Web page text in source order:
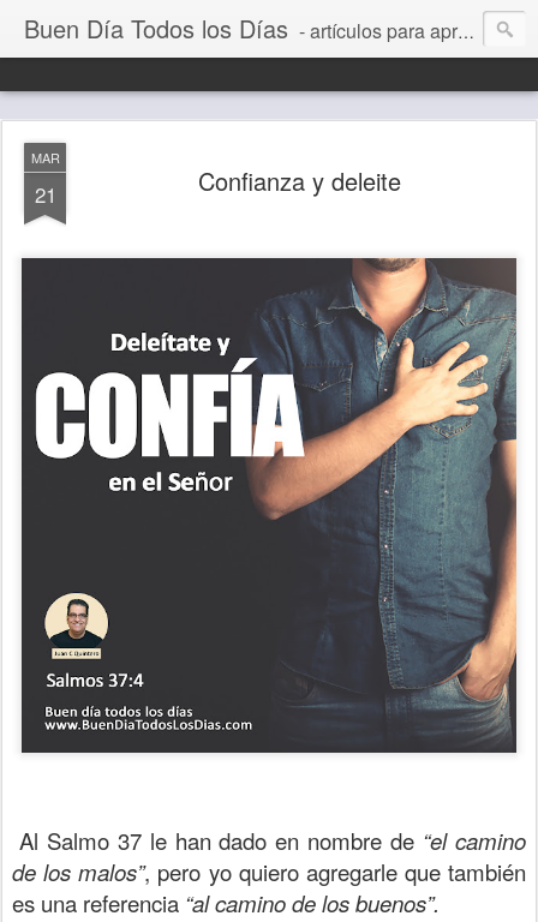
Buen Día Todos los Días - artículos para aprender a vivir mejor, un día a la vez. Por Juan C Quintero
MAR
21 Confianza y deleite
Al Salmo 37 le han dado en nombre de “el camino
de los malos”, pero yo quiero agregarle que también
es una referencia “al camino de los buenos”.